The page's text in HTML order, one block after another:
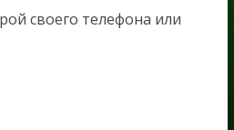
своего телефона или